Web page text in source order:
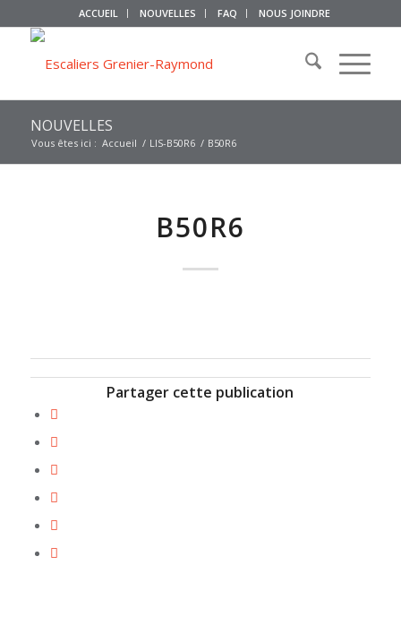
ACCUEIL NOUVELLES FAQ NOUS JOINDRE
NOUVELLES
Vous êtes ici : Accueil / LIS-B50R6 / B50R6
B50R6
Partager cette publication